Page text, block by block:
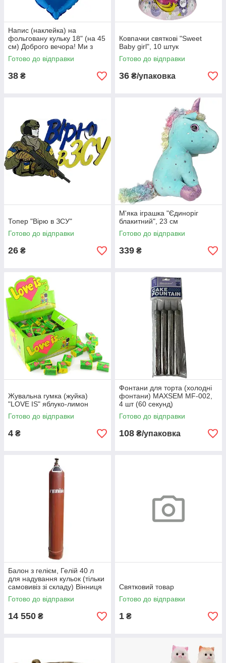
Напис (наклейка) на
фольговану кульку 18" (на 45
см) Доброго вечора! Ми з
України! (будь-який колір)
Готово до відправки
38 ₴
Ковпачки святкові "Sweet
Baby girl", 10 штук
Готово до відправки
36 ₴/упаковка
Топер "Вірю в ЗСУ"
Готово до відправки
26 ₴
М'яка іграшка "Єдиноріг
блакитний", 23 см
Готово до відправки
339 ₴
Жувальна гумка (жуйка)
"LOVE IS" яблуко-лимон
Готово до відправки
4 ₴
Фонтани для торта (холодні
фонтани) MAXSEM MF-002,
4 шт (60 секунд)
Готово до відправки
108 ₴/упаковка
Балон з гелієм, Гелій 40 л
для надування кульок (тільки
самовивіз зі складу) Вінниця
Готово до відправки
14 550 ₴
Святковий товар
Готово до відправки
1 ₴